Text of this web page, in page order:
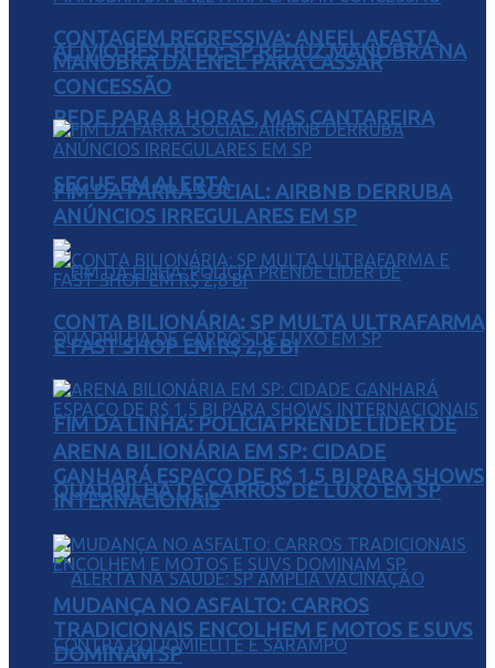
ALÍVIO RESTRITO: SP REDUZ MANOBRA NA
REDE PARA 8 HORAS, MAS CANTAREIRA
SEGUE EM ALERTA
FIM DA LINHA: POLÍCIA PRENDE LÍDER DE
QUADRILHA DE CARROS DE LUXO EM SP
CONTAGEM REGRESSIVA: ANEEL AFASTA
MANOBRA DA ENEL PARA CASSAR
CONCESSÃO
FIM DA FARRA SOCIAL: AIRBNB DERRUBA
ANÚNCIOS IRREGULARES EM SP
CONTA BILIONÁRIA: SP MULTA ULTRAFARMA
E FAST SHOP EM R$ 2,8 BI
ARENA BILIONÁRIA EM SP: CIDADE
GANHARÁ ESPAÇO DE R$ 1,5 BI PARA SHOWS
INTERNACIONAIS
MUDANÇA NO ASFALTO: CARROS
TRADICIONAIS ENCOLHEM E MOTOS E SUVS
DOMINAM SP